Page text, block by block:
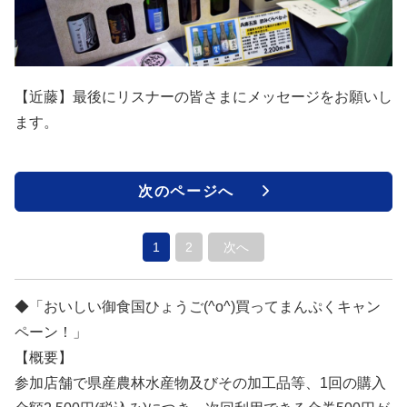
【近藤】最後にリスナーの皆さまにメッセージをお願いし
ます。
次のページへ
1 2 次へ
◆「おいしい御食国ひょうご(^o^)買ってまんぷくキャン
ペーン！」
【概要】
参加店舗で県産農林水産物及びその加工品等、1回の購入